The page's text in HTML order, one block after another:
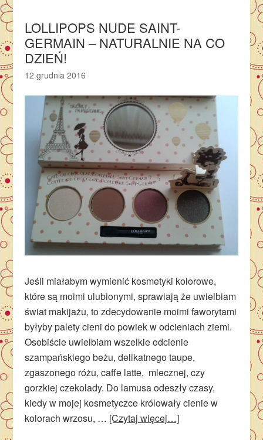
LOLLIPOPS NUDE SAINT-
GERMAIN – NATURALNIE NA CO
DZIEŃ!
12 grudnia 2016
Jeśli miałabym wymienić kosmetyki kolorowe,
które są moimi ulubionymi, sprawiają że uwielbiam
świat makijażu, to zdecydowanie moimi faworytami
byłyby palety cieni do powiek w odcieniach ziemi.
Osobiście uwielbiam wszelkie odcienie
szampańskiego beżu, delikatnego taupe,
zgaszonego różu, caffe latte, mlecznej, czy
gorzkiej czekolady. Do lamusa odeszły czasy,
kiedy w mojej kosmetyczce królowały cienie w
kolorach wrzosu, … [Czytaj więcej…]